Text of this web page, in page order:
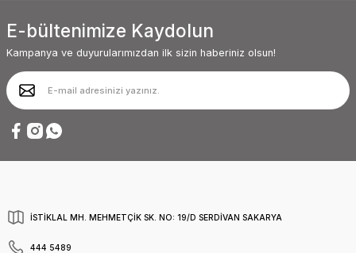
E-bültenimize Kaydolun
Kampanya ve duyurularımızdan ilk sizin haberiniz olsun!
İSTİKLAL MH. MEHMETÇİK SK. NO: 19/D SERDİVAN SAKARYA
444 5489